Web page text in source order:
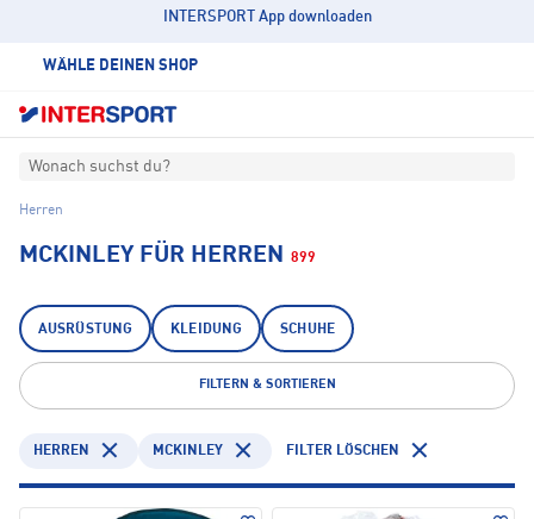
INTERSPORT App downloaden
WÄHLE DEINEN SHOP
Wonach suchst du?
Herren
MCKINLEY FÜR HERREN 899
AUSRÜSTUNG KLEIDUNG SCHUHE
FILTERN & SORTIEREN
HERREN MCKINLEY FILTER LÖSCHEN